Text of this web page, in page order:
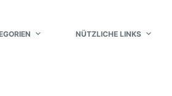
NÜTZLICHE LINKS